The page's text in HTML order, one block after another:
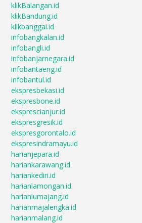
klikBalangan.id
klikBandung.id
klikbanggai.id
infobangkalan.id
infobangli.id
infobanjarnegara.id
infobantaeng.id
infobantul.id
ekspresbekasi.id
ekspresbone.id
eksprescianjur.id
ekspresgresik.id
ekspresgorontalo.id
ekspresindramayu.id
harianjepara.id
hariankarawang.id
hariankediri.id
harianlamongan.id
harianlumajang.id
harianmajalengka.id
harianmalang.id